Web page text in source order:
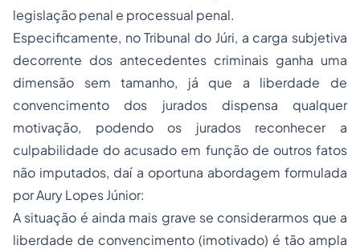
legislação penal e processual penal.
Especificamente, no Tribunal do Júri, a carga subjetiva
decorrente dos antecedentes criminais ganha uma
dimensão sem tamanho, já que a liberdade de
convencimento dos jurados dispensa qualquer
motivação, podendo os jurados reconhecer a
culpabilidade do acusado em função de outros fatos
não imputados, daí a oportuna abordagem formulada
por Aury Lopes Júnior:
A situação é ainda mais grave se considerarmos que a
liberdade de convencimento (imotivado) é tão ampla